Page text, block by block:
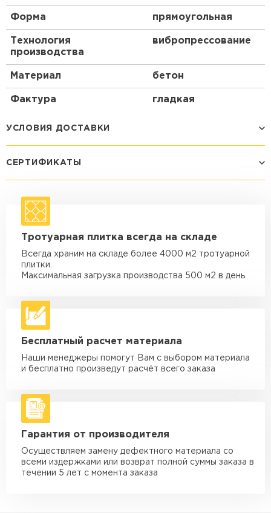
Форма прямоугольная
Технология
производства
вибропрессование
Материал бетон
Фактура гладкая
УСЛОВИЯ ДОСТАВКИ
макс. длина груза 4 м
Машина - 1,5 тн до 20 м3
макс. длина груза 4 м
Машина - 3,5 тн до 30 м3
макс. длина груза 6 м
макс. длина груза 6 м
Машина - 10 тн до 50 м3
макс. длина груза 8 м
Машина - 20 тн до 80 м3
от 5 500 ₽
Манипулятор до 5 тн
макс. длина груза 5 м
Манипулятор до 10 тн
макс. длина груза 10 м
Манипулятор до 15 тн
СЕРТИФИКАТЫ
Тротуарная плитка всегда на складе
Всегда храним на складе более 4000 м2 тротуарной
плитки.
Максимальная загрузка производства 500 м2 в день.
Бесплатный расчет материала
Наши менеджеры помогут Вам с выбором материала
и бесплатно произведут расчёт всего заказа
Гарантия от производителя
Осуществляем замену дефектного материала со
всеми издержками или возврат полной суммы заказа в
течении 5 лет с момента заказа